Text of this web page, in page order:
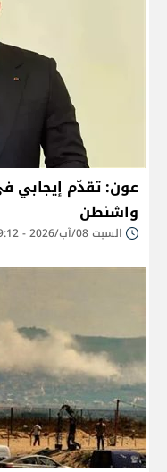
عون: تقدّم إيجابي
واشنطن
السبت 08/آب/2026 - 09:12 ص